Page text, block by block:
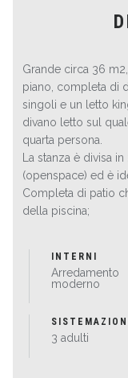
Grande circa 36
piano, completa di
singoli e un letto
divano letto sul
quarta persona.
La stanza è divisa
(openspace) ed è
Completa di patio
della piscina;
INTERNI
Arredamento
moderno
SISTEMAZIONI
3 adulti